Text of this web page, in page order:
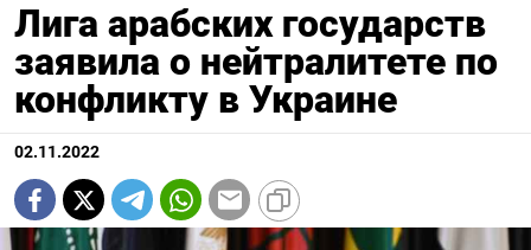
Лига арабских государств
заявила о нейтралитете по
конфликту в Украине
02.11.2022